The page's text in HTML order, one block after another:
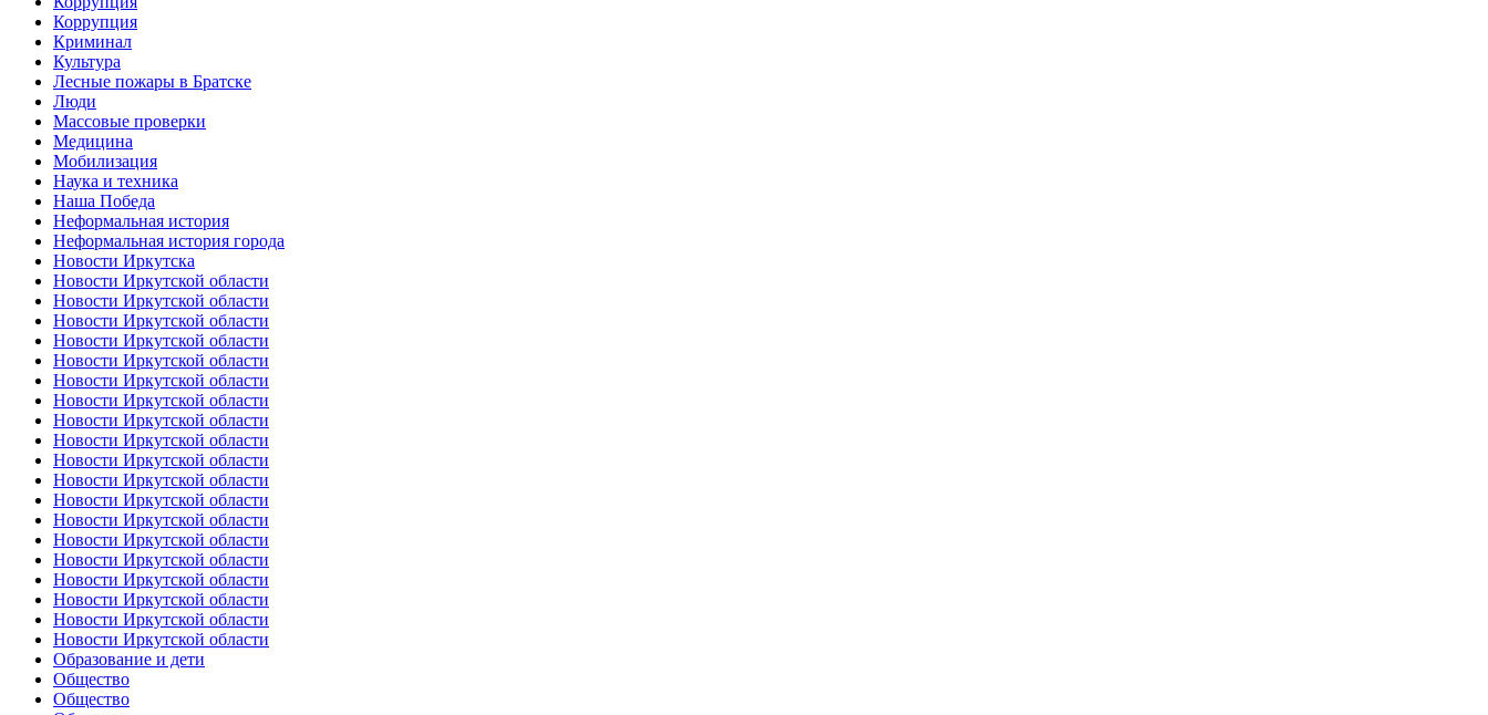
Коррупция
Криминал
Культура
Лесные пожары в Братске
Люди
Массовые проверки
Медицина
Мобилизация
Наука и техника
Наша Победа
Неформальная история
Неформальная история города
Новости Иркутска
Новости Иркутской области
Новости Иркутской области
Новости Иркутской области
Новости Иркутской области
Новости Иркутской области
Новости Иркутской области
Новости Иркутской области
Новости Иркутской области
Новости Иркутской области
Новости Иркутской области
Новости Иркутской области
Новости Иркутской области
Новости Иркутской области
Новости Иркутской области
Новости Иркутской области
Новости Иркутской области
Новости Иркутской области
Новости Иркутской области
Новости Иркутской области
Образование и дети
Общество
Общество